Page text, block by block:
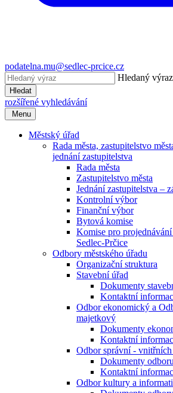
podatelna.mu@sedlec-prcice.cz
Hledaný výraz
Hledat
rozšířené vyhledávání
Menu
Městský úřad
Rada města, zastupitelstvo
jednání zastupitelstva
Rada města
Zastupitelstvo města
Jednání zastupitelstva –
Kontrolní výbor
Finanční výbor
Bytová komise
Komise pro projednávání
Sedlec-Prčice
Odbory městského úřadu
Organizační struktura
Stavební úřad
Dokumenty
Kontaktní
Odbor ekonomický a
majetkový
Dokumenty
Kontaktní
Odbor správní -
Dokumenty
Kontaktní
Odbor kultury a